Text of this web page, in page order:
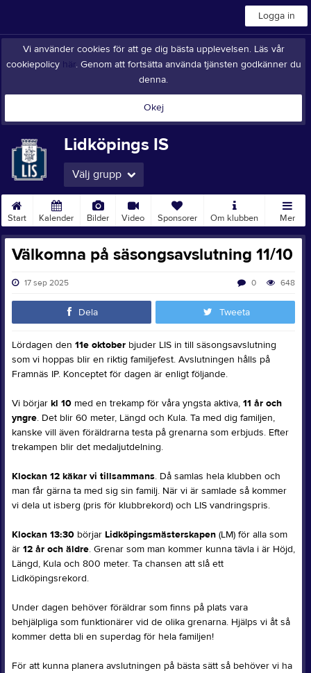
Logga in
Vi använder cookies för att ge dig bästa upplevelsen. Läs vår
cookiepolicy här. Genom att fortsätta använda tjänsten godkänner du
denna.
Okej
Lidköpings IS
Välj grupp
Start Kalender Bilder Video Sponsorer Om klubben Mer
Välkomna på säsongsavslutning 11/10
17 sep 2025 648
0
Dela Tweeta
Lördagen den 11e oktober bjuder LIS in till säsongsavslutning
som vi hoppas blir en riktig familjefest. Avslutningen hålls på
Framnäs IP. Konceptet för dagen är enligt följande.
Vi börjar kl 10 med en trekamp för våra yngsta aktiva, 11 år och
yngre. Det blir 60 meter, Längd och Kula. Ta med dig familjen,
kanske vill även föräldrarna testa på grenarna som erbjuds. Efter
trekampen blir det medaljutdelning.
Klockan 12 käkar vi tillsammans. Då samlas hela klubben och
man får gärna ta med sig sin familj. När vi är samlade så kommer
vi dela ut isberg (pris för klubbrekord) och LIS vandringspris.
Klockan 13:30 börjar Lidköpingsmästerskapen (LM) för alla som
är 12 år och äldre. Grenar som man kommer kunna tävla i är Höjd,
Längd, Kula och 800 meter. Ta chansen att slå ett
Lidköpingsrekord.
Under dagen behöver föräldrar som finns på plats vara
behjälpliga som funktionärer vid de olika grenarna. Hjälps vi åt så
kommer detta bli en superdag för hela familjen!
För att kunna planera avslutningen på bästa sätt så behöver vi ha